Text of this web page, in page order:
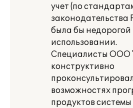
учет (по
законодательства
была бы недорогой
использовании.
Специалисты ООО
конструктивно
возможностях
продуктов системы